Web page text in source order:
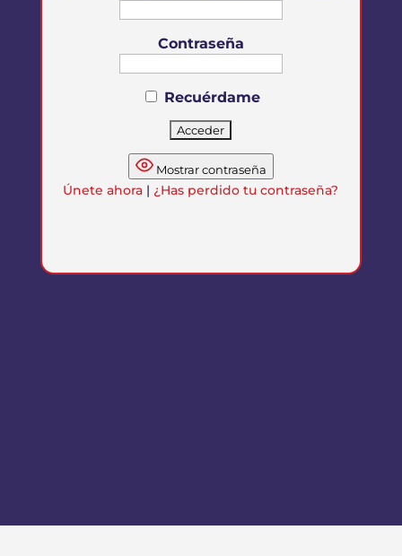
Contraseña
Recuérdame
Mostrar contraseña
Únete ahora | ¿Has perdido tu contraseña?